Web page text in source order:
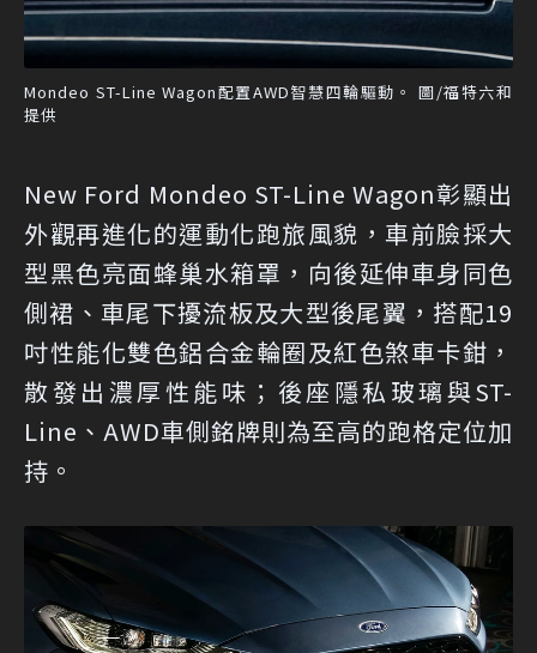
Mondeo ST-Line Wagon配置AWD智慧四輪驅動。 圖/福特六和
提供
New Ford Mondeo ST-Line Wagon彰顯出
外觀再進化的運動化跑旅風貌，車前臉採大
型黑色亮面蜂巢水箱罩，向後延伸車身同色
側裙、車尾下擾流板及大型後尾翼，搭配19
吋性能化雙色鋁合金輪圈及紅色煞車卡鉗，
散發出濃厚性能味；後座隱私玻璃與ST-
Line、AWD車側銘牌則為至高的跑格定位加
持。